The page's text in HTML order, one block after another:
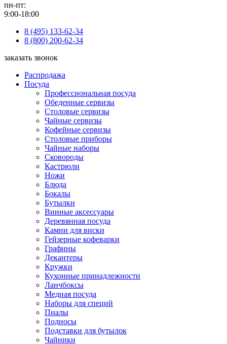
пн-пт:
9:00-18:00
8 (495) 133-62-34
8 (800) 200-62-34
заказать звонок
Распродажа
Посуда
Профессиональная посуда
Обеденные сервизы
Столовые сервизы
Чайные сервизы
Кофейные сервизы
Столовые приборы
Чайные наборы
Сковороды
Кастрюли
Ножи
Блюда
Бокалы
Бутылки
Винные аксессуары
Деревянная посуда
Камни для виски
Гейзерные кофеварки
Графины
Декантеры
Кружки
Кухонные принадлежности
Ланчбоксы
Медная посуда
Наборы для специй
Пиалы
Подносы
Подставки для бутылок
Чайники